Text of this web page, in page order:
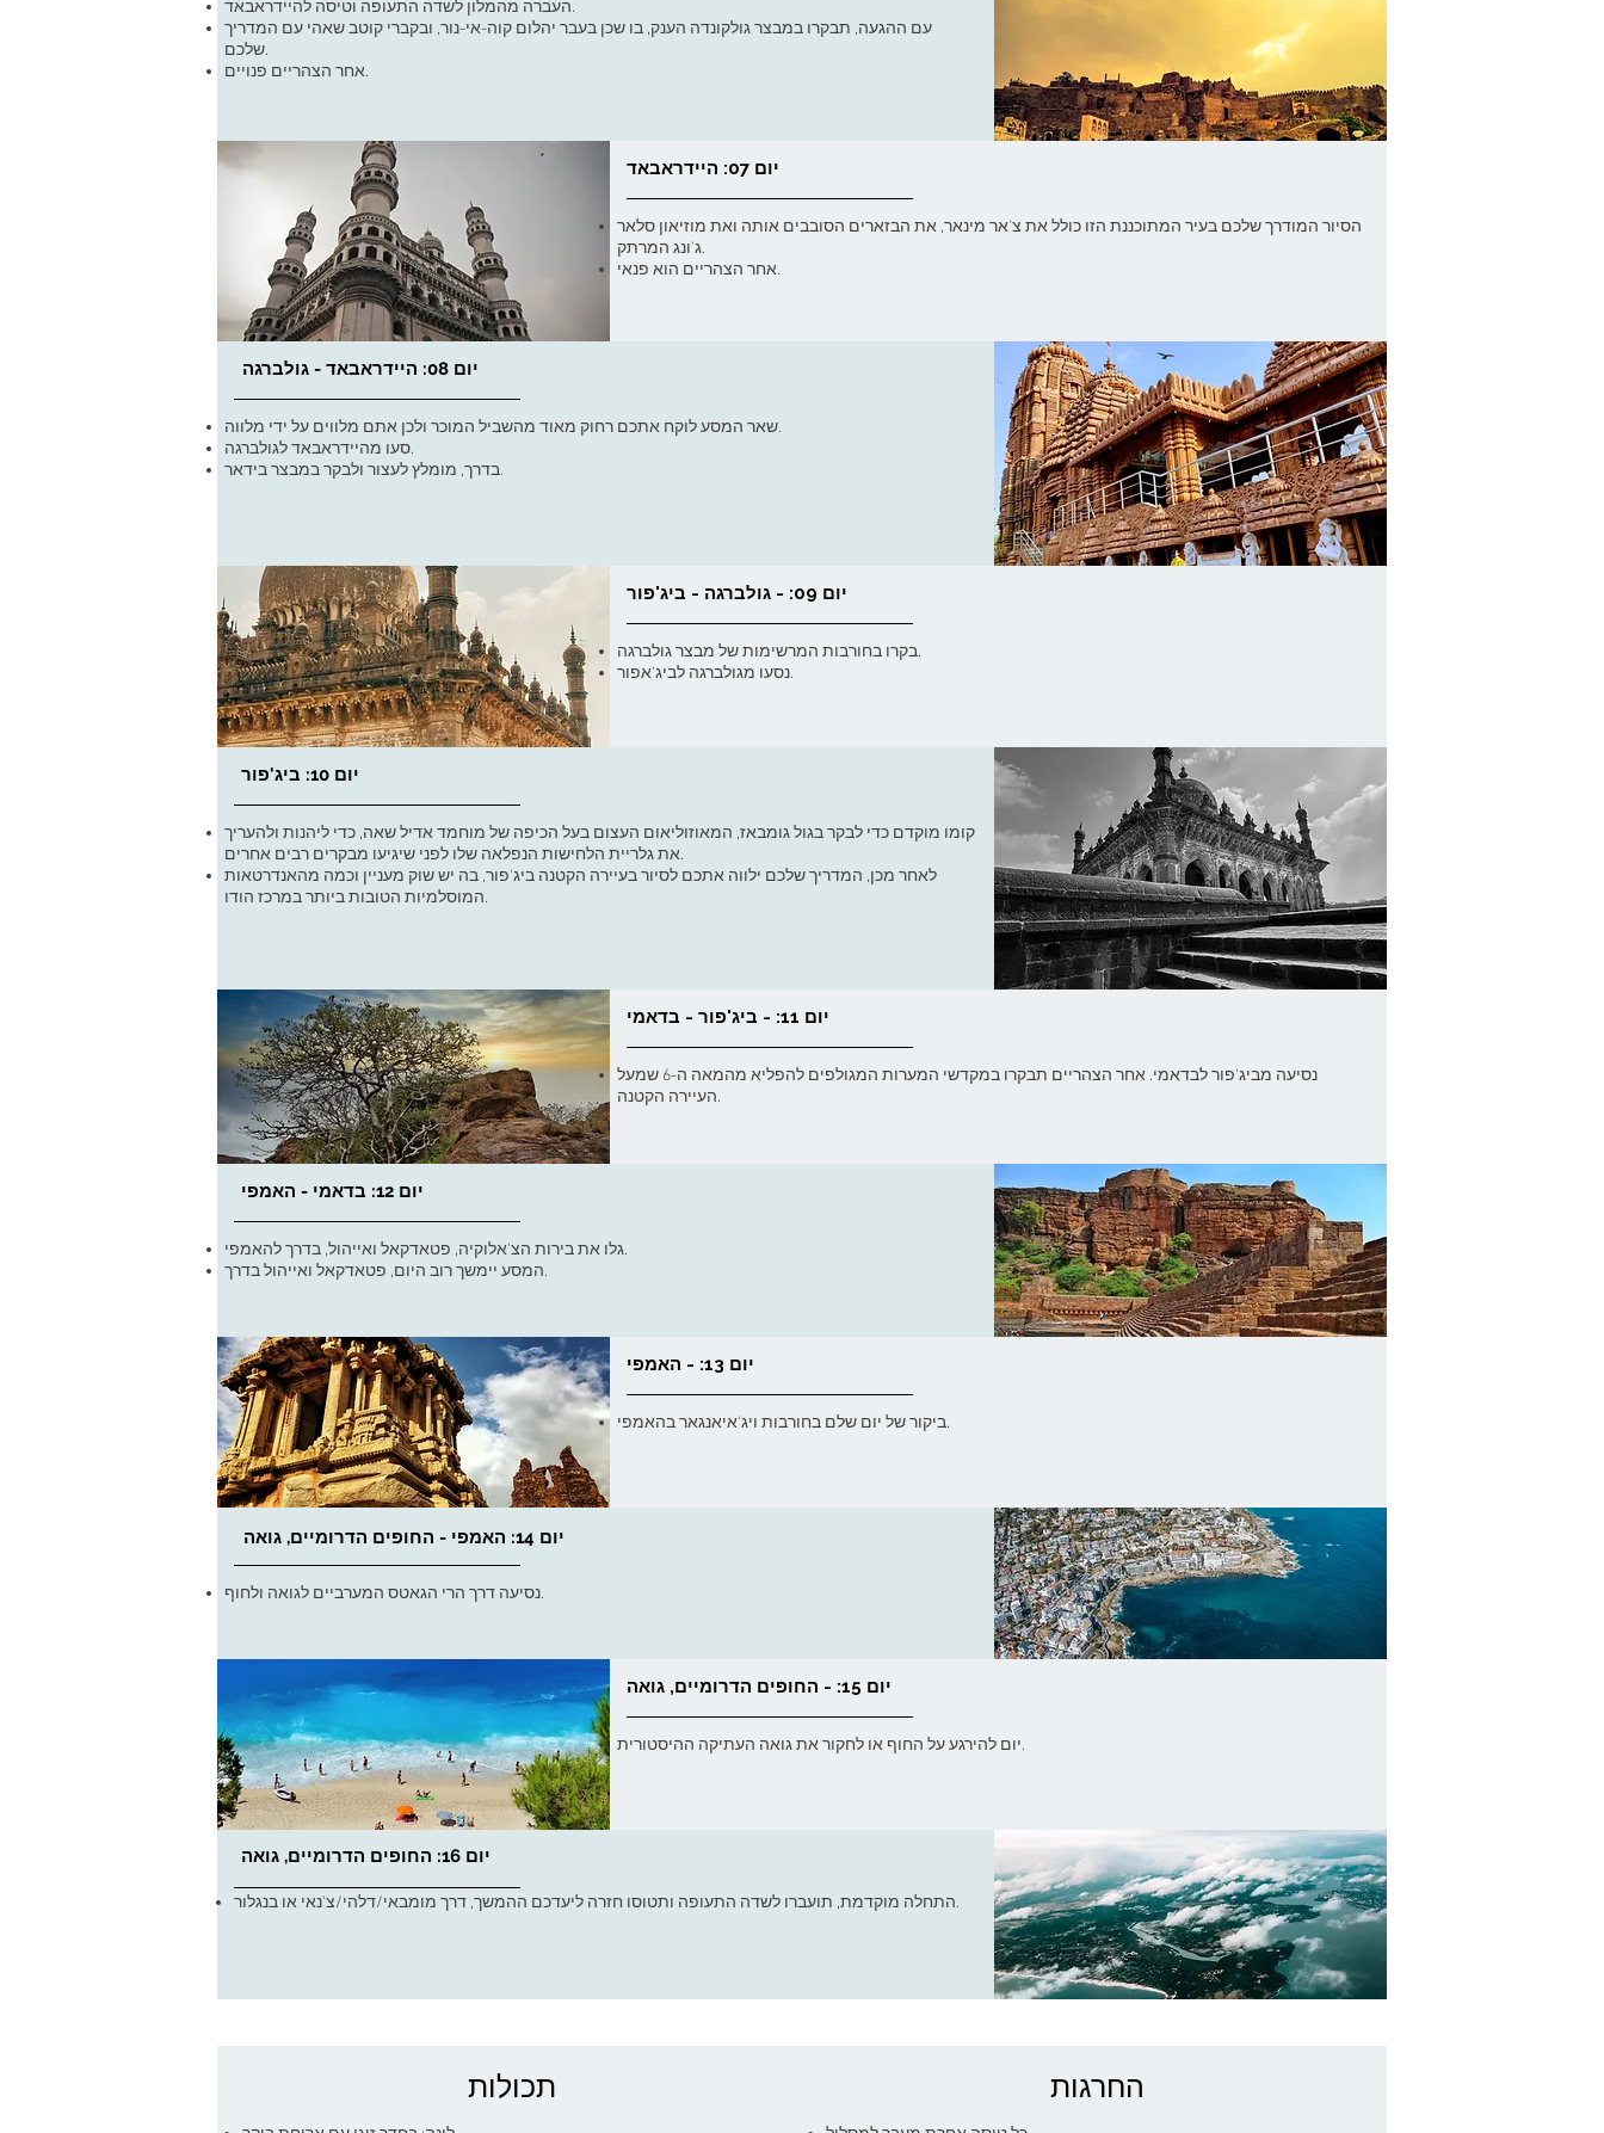
העברה מהמלון לשדה התעופה וטיסה להיידראבאד.
עם ההגעה, תבקרו במבצר גולקונדה הענק, בו שכן בעבר יהלום קוה-אי-נור, ובקברי קוטב שאהי עם המדריך
שלכם.
אחר הצהריים פנויים.
יום 07: היידראבאד
הסיור המודרך שלכם בעיר המתוכננת הזו כולל את צ'אר מינאר, את הבזארים הסובבים אותה ואת מוזיאון סלאר
ג'ונג המרתק.
אחר הצהריים הוא פנאי.
יום 08: היידראבאד - גולברגה
שאר המסע לוקח אתכם רחוק מאוד מהשביל המוכר ולכן אתם מלווים על ידי מלווה.
סעו מהיידראבאד לגולברגה.
בדרך, מומלץ לעצור ולבקר במבצר בידאר.
יום 09: - גולברגה - ביג'פור
בקרו בחורבות המרשימות של מבצר גולברגה.
נסעו מגולברגה לביג'אפור.
יום 10: ביג'פור
קומו מוקדם כדי לבקר בגול גומבאז, המאוזוליאום העצום בעל הכיפה של מוחמד אדיל שאה, כדי ליהנות ולהעריך
את גלריית הלחישות הנפלאה שלו לפני שיגיעו מבקרים רבים אחרים.
לאחר מכן, המדריך שלכם ילווה אתכם לסיור בעיירה הקטנה ביג'פור, בה יש שוק מעניין וכמה מהאנדרטאות
המוסלמיות הטובות ביותר במרכז הודו.
יום 11: - ביג'פור - בדאמי
נסיעה מביג'פור לבדאמי. אחר הצהריים תבקרו במקדשי המערות המגולפים להפליא מהמאה ה-6 שמעל
העיירה הקטנה.
יום 12: בדאמי - האמפי
גלו את בירות הצ'אלוקיה, פטאדקאל ואייהול, בדרך להאמפי.
המסע יימשך רוב היום, פטאדקאל ואייהול בדרך.
יום 13: - האמפי
ביקור של יום שלם בחורבות ויג'איאנגאר בהאמפי.
יום 14: האמפי - החופים הדרומיים, גואה
נסיעה דרך הרי הגאטס המערביים לגואה ולחוף.
יום 15: - החופים הדרומיים, גואה
יום להירגע על החוף או לחקור את גואה העתיקה ההיסטורית.
יום 16: החופים הדרומיים, גואה
התחלה מוקדמת, תועברו לשדה התעופה ותטוסו חזרה ליעדכם ההמשך, דרך מומבאי/דלהי/צ'נאי או בנגלור.
תכולות החרגות